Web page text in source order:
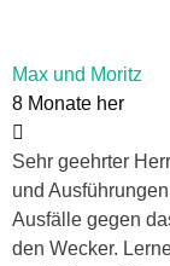
Max und Moritz
8 Monate her
Sehr geehrter
und
Ausfälle gegen
den Wecker.